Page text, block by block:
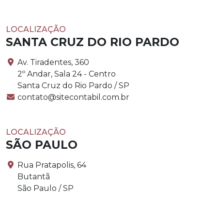
LOCALIZAÇÃO
SANTA CRUZ DO RIO PARDO
Av. Tiradentes, 360
2º Andar, Sala 24 - Centro
Santa Cruz do Rio Pardo / SP
contato@sitecontabil.com.br
LOCALIZAÇÃO
SÃO PAULO
Rua Pratapolis, 64
Butantã
São Paulo / SP